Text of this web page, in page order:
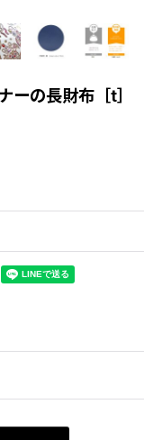
ーの長財布［t］